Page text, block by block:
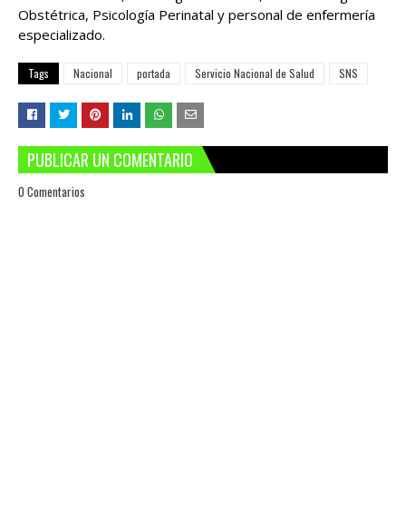
Obstétrica, Psicología Perinatal y personal de enfermería
especializado.
Tags Nacional portada Servicio Nacional de Salud SNS
PUBLICAR UN COMENTARIO
0 Comentarios